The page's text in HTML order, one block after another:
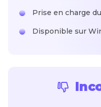
Prise en charge
Disponible sur